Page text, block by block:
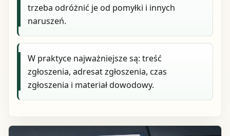
trzeba odróżnić je od pomyłki i innych
naruszeń.
W praktyce najważniejsze są: treść
zgłoszenia, adresat zgłoszenia, czas
zgłoszenia i materiał dowodowy.